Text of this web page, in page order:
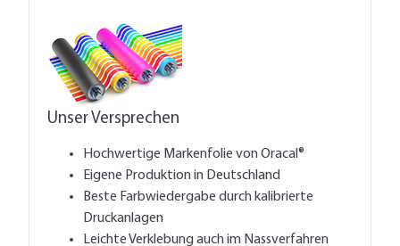
Unser Versprechen
Hochwertige Markenfolie von Oracal®
Eigene Produktion in Deutschland
Beste Farbwiedergabe durch kalibrierte
Druckanlagen
Leichte Verklebung auch im Nassverfahren